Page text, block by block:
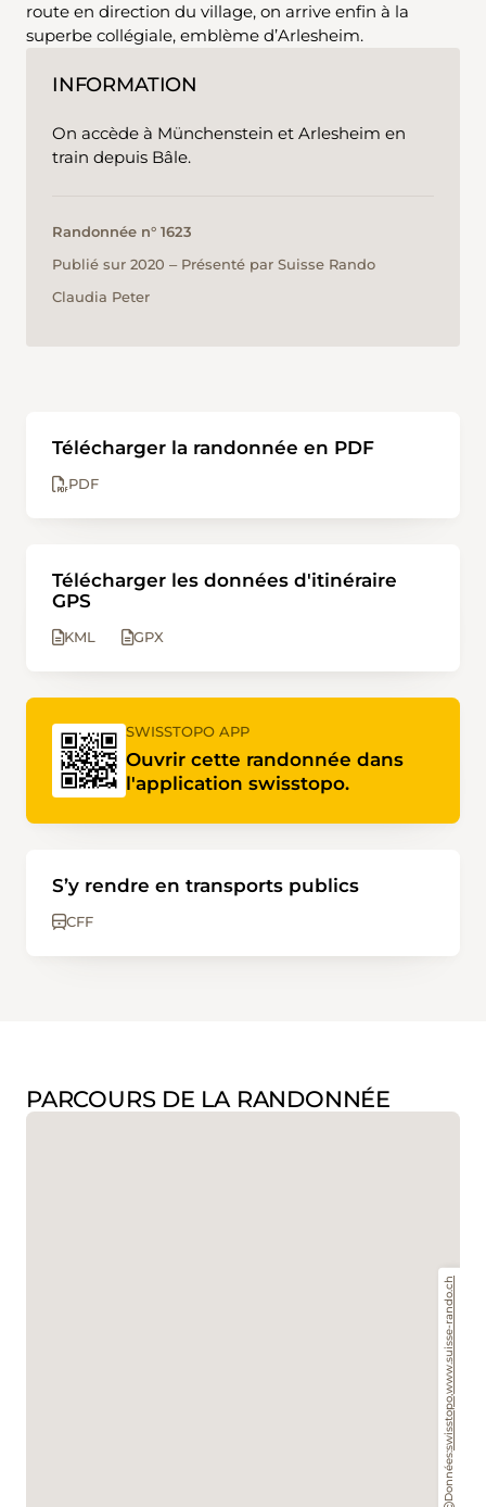
route en direction du village, on arrive enfin à la
superbe collégiale, emblème d’Arlesheim.
INFORMATION
On accède à Münchenstein et Arlesheim en
train depuis Bâle.
Randonnée n° 1623
Publié sur 2020 ‒ Présenté par Suisse Rando
Claudia Peter
Télécharger la randonnée en PDF
PDF
Télécharger les données d'itinéraire
GPS
KML GPX
SWISSTOPO APP
Ouvrir cette randonnée dans
l'application swisstopo.
S’y rendre en transports publics
CFF
PARCOURS DE LA RANDONNÉE
Données:
swisstopo
www.suisse-rando.ch